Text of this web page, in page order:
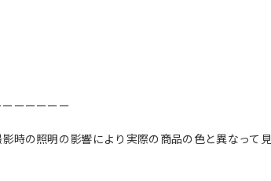
ーーーーー
時の照明の影響により実際の商品の色と異なって